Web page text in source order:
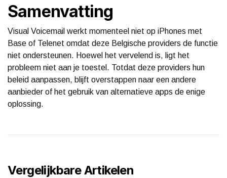
Samenvatting
Visual Voicemail werkt momenteel niet op iPhones met
Base of Telenet omdat deze Belgische providers de functie
niet ondersteunen. Hoewel het vervelend is, ligt het
probleem niet aan je toestel. Totdat deze providers hun
beleid aanpassen, blijft overstappen naar een andere
aanbieder of het gebruik van alternatieve apps de enige
oplossing.
Vergelijkbare Artikelen